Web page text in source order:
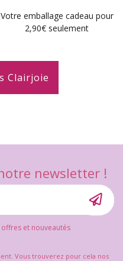
Votre emballage cadeau pour
2,90€ seulement
Clairjoie
newsletter !
et nouveautés
Vous trouverez pour cela nos